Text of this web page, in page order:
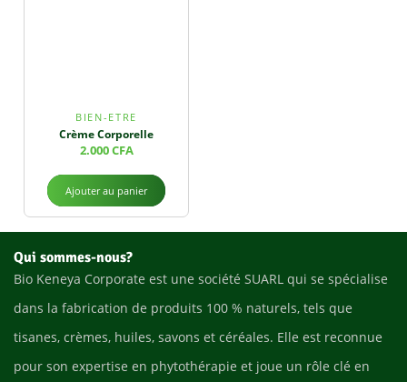
BIEN-ETRE
Crème Corporelle
2.000CFA
Ajouter au panier
Qui sommes-nous?
Bio Keneya Corporate est une société SUARL qui se spécialise
dans la fabrication de produits 100 % naturels, tels que
tisanes, crèmes, huiles, savons et céréales. Elle est reconnue
pour son expertise en phytothérapie et joue un rôle clé en